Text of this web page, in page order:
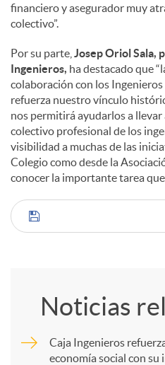
financiero y asegurador muy
colectivo”.
Por su parte, Josep Oriol Sala,
Ingenieros, ha destacado que
colaboración con los
refuerza nuestro vínculo
nos permitirá ayudarlos a llevar
colectivo profesional de los
visibilidad a muchas de las
Colegio como desde la
conocer la importante tarea que
C
m
Noticias
Caja Ingenieros
economía social con